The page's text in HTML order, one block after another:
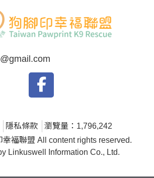
隱私條款
瀏覽量：1,796,242
福聯盟 All content rights reserved.
Linkuswell Information Co., Ltd.